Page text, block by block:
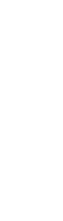
Sie einen
oder
ist zudem die
(in DE) bzw.
erforderlich.
buchen
Stellen bieten
an. In
im Voraus
gegen 7:30
zur Aufgabe
Wir
sein